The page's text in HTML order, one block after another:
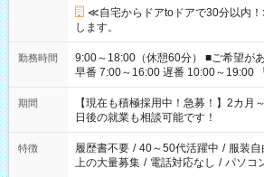
≪自宅からドアtoドアで30分以内
します。
勤務時間
9:00～18:00（休憩60分） ■ご希望があれば下記シフトもOK！
早番 7:00～16:00 遅番 10:00～19:00 「家族と休みを合わせた
い」 「余裕を持って夕飯の準備がし
たくない」 など、ご希望を教えてくださいね。
の方へ 今ご覧のお仕事で希望する勤
の勤務時間。 合計で週40時間を超え
期間
【現在も積極採用中！急募！】2カ
日後の就業も相談可能です！
特徴 履歴書不要 / 40～50代活躍中 / 服装自
上の大量募集 / 電話対応なし / パソコ